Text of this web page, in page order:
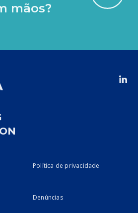
mãos?
Política de privacidade
Denúncias